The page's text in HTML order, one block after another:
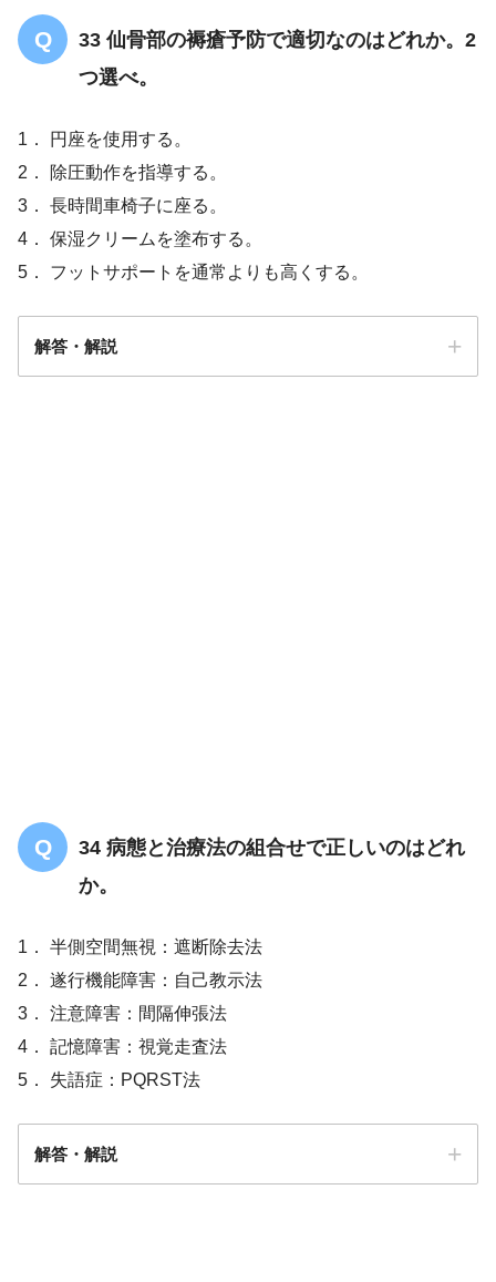
33 仙骨部の褥瘡予防で適切なのはどれか。2
つ選べ。
1． 円座を使用する。
2． 除圧動作を指導する。
3． 長時間車椅子に座る。
4． 保湿クリームを塗布する。
5． フットサポートを通常よりも高くする。
解答・解説
34 病態と治療法の組合せで正しいのはどれ
か。
1． 半側空間無視：遮断除去法
2． 遂行機能障害：自己教示法
3． 注意障害：間隔伸張法
4． 記憶障害：視覚走査法
5． 失語症：PQRST法
解答・解説